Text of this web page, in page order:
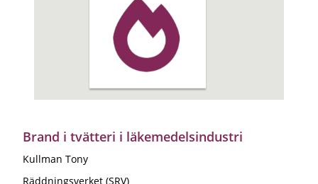
Brand i tvätteri i läkemedelsindustri
Kullman Tony
Räddningsverket (SRV)